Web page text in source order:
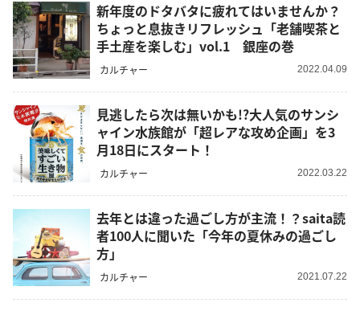
新年度のドタバタに疲れてはいませんか？
ちょっと息抜きリフレッシュ「老舗喫茶と
手土産を楽しむ」vol.1 銀座の巻
カルチャー 2022.04.09
見逃したら次は無いかも!?大人気のサンシ
ャイン水族館が「超レアな攻め企画」を3
月18日にスタート！
カルチャー 2022.03.22
去年とは違った過ごし方が主流！？saita読
者100人に聞いた「今年の夏休みの過ごし
方」
カルチャー 2021.07.22